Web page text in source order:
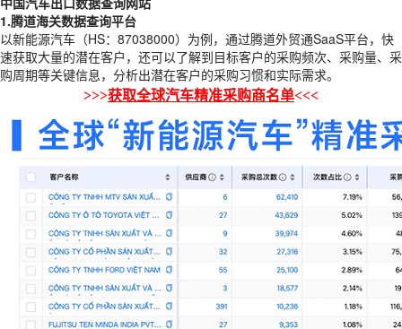
1.腾道海关数据查询平台
以新能源汽车（HS：87038000）为例，通过腾道外贸通SaaS平台，快
速获取大量的潜在客户，还可以了解到目标客户的采购频次、采购量、采
购周期等关键信息，分析出潜在客户的采购习惯和实际需求。
>>>获取全球汽车精准采购商名单<<<